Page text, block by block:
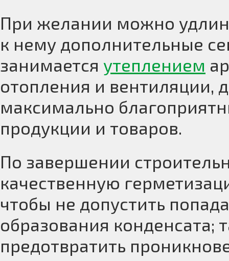
При желании можно
к нему дополнительные
занимается утеплением
отопления и вентиляции,
максимально
продукции и товаров.
По завершении
качественную
чтобы не допустить
образования конденсата;
предотвратить